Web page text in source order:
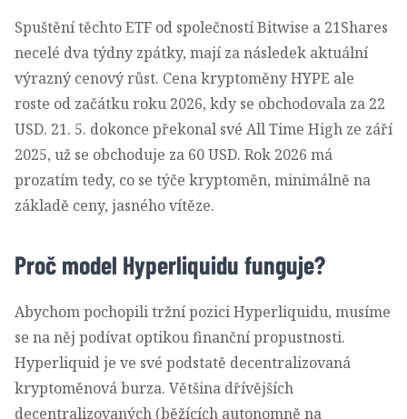
Spuštění těchto ETF od společností Bitwise a 21Shares
necelé dva týdny zpátky, mají za následek aktuální
výrazný cenový růst. Cena kryptoměny HYPE ale
roste od začátku roku 2026, kdy se obchodovala za 22
USD. 21. 5. dokonce překonal své All Time High ze září
2025, už se obchoduje za 60 USD. Rok 2026 má
prozatím tedy, co se týče kryptoměn, minimálně na
základě ceny, jasného vítěze.
Proč model Hyperliquidu funguje?
Abychom pochopili tržní pozici Hyperliquidu, musíme
se na něj podívat optikou finanční propustnosti.
Hyperliquid je ve své podstatě decentralizovaná
kryptoměnová burza. Většina dřívějších
decentralizovaných (běžících autonomně na